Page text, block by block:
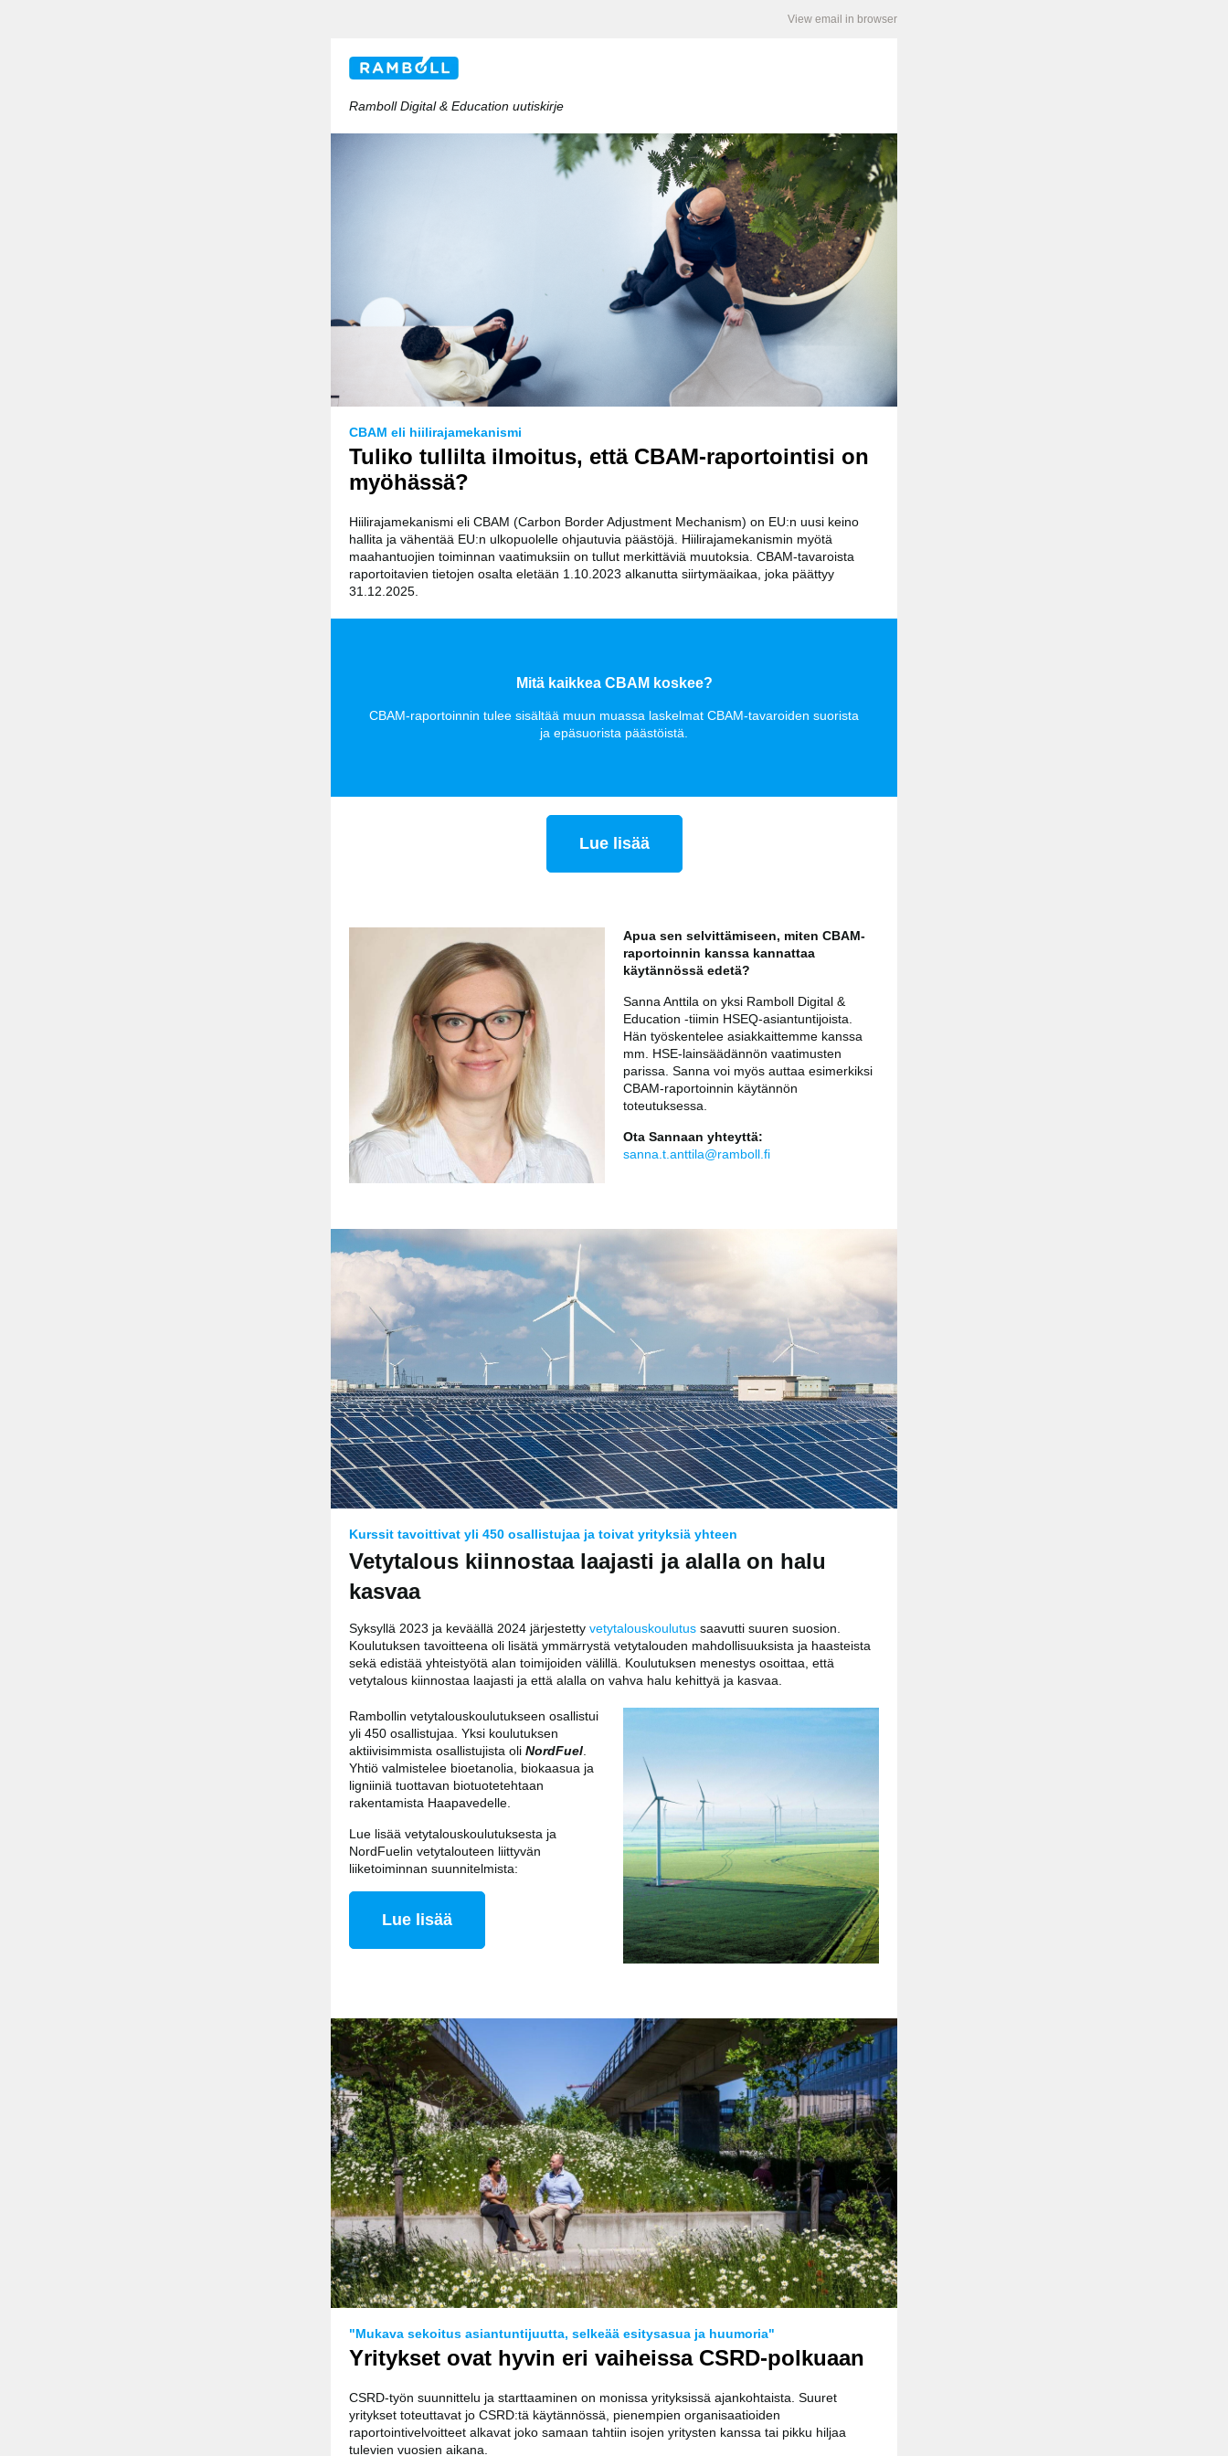
View email in browser
Ramboll Digital & Education uutiskirje
CBAM eli hiilirajamekanismi
Tuliko tullilta ilmoitus, että CBAM-raportointisi on
myöhässä?
Hiilirajamekanismi eli CBAM (Carbon Border Adjustment Mechanism) on EU:n uusi keino
hallita ja vähentää EU:n ulkopuolelle ohjautuvia päästöjä. Hiilirajamekanismin myötä
maahantuojien toiminnan vaatimuksiin on tullut merkittäviä muutoksia. CBAM-tavaroista
raportoitavien tietojen osalta eletään 1.10.2023 alkanutta siirtymäaikaa, joka päättyy
31.12.2025.
Mitä kaikkea CBAM koskee?
CBAM-raportoinnin tulee sisältää muun muassa laskelmat CBAM-tavaroiden suorista
ja epäsuorista päästöistä.
Lue lisää
Apua sen selvittämiseen, miten CBAM-
raportoinnin kanssa kannattaa
käytännössä edetä?
Sanna Anttila on yksi Ramboll Digital &
Education -tiimin HSEQ-asiantuntijoista.
Hän työskentelee asiakkaittemme kanssa
mm. HSE-lainsäädännön vaatimusten
parissa. Sanna voi myös auttaa esimerkiksi
CBAM-raportoinnin käytännön
toteutuksessa.
Ota Sannaan yhteyttä:
sanna.t.anttila@ramboll.fi
Kurssit tavoittivat yli 450 osallistujaa ja toivat yrityksiä yhteen
Vetytalous kiinnostaa laajasti ja alalla on halu
kasvaa
Syksyllä 2023 ja keväällä 2024 järjestetty vetytalouskoulutus saavutti suuren suosion.
Koulutuksen tavoitteena oli lisätä ymmärrystä vetytalouden mahdollisuuksista ja haasteista
sekä edistää yhteistyötä alan toimijoiden välillä. Koulutuksen menestys osoittaa, että
vetytalous kiinnostaa laajasti ja että alalla on vahva halu kehittyä ja kasvaa.
Ram­bol­lin ve­ty­ta­lous­kou­lu­tukseen osallistui
yli 450 osal­lis­tu­jaa. Yksi koulutuksen
aktiivisimmista osallistujista oli NordFuel
Yhtiö valmistelee bioetanolia, biokaasua ja
ligniiniä tuottavan biotuotetehtaan
rakentamista Haapavedelle.
Lue lisää vetytalouskoulutuksesta ja
NordFuelin vetytalouteen liittyvän
liiketoiminnan suunnitelmista:
Lue lisää
"Mukava sekoitus asiantuntijuutta, selkeää esitysasua ja huumoria"
Yritykset ovat hyvin eri vaiheissa CSRD-polkuaan
CSRD-työn suunnittelu ja starttaaminen on monissa yrityksissä ajankohtaista. Suuret
yritykset toteuttavat jo CSRD:tä käytännössä, pienempien organisaatioiden
raportointivelvoitteet alkavat joko samaan tahtiin isojen yritysten kanssa tai pikku hiljaa
tulevien vuosien aikana.